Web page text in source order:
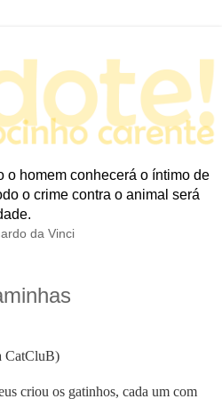
o homem conhecerá o íntimo de
o crime contra o animal será
da Vinci
CatCluB)
criou os gatinhos, cada um com